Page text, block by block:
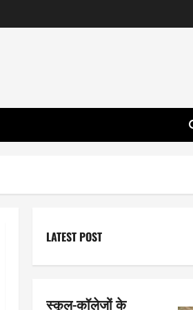
LATEST POST
स्कूल-कॉलेजों के